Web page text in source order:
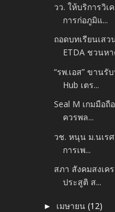
วว. ให้บริการวิ
การก่อภูมิแ...
ถอดบทเรียนเส
ETDA ชวนหา
“รพ.เอส” ขานรั
Hub เตร...
Seal M เกมมือถื
ควรพล...
วช. หนุน ม.นเร
การเพ...
สภา สังคมสงเค
ประสูติ ส...
► เมษายน(12)